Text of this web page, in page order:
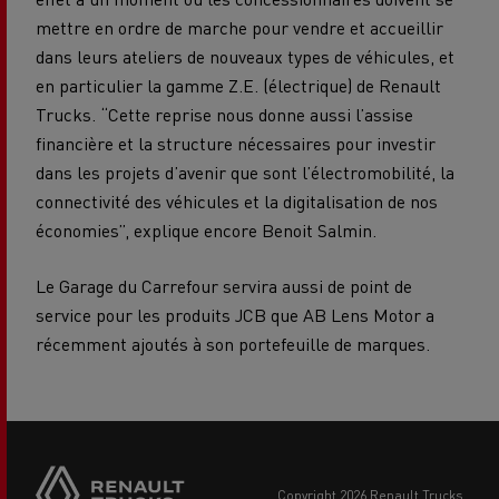
mettre en ordre de marche pour vendre et accueillir
dans leurs ateliers de nouveaux types de véhicules, et
en particulier la gamme Z.E. (électrique) de Renault
Trucks. “Cette reprise nous donne aussi l’assise
financière et la structure nécessaires pour investir
dans les projets d’avenir que sont l’électromobilité, la
connectivité des véhicules et la digitalisation de nos
économies”, explique encore Benoit Salmin.
Le Garage du Carrefour servira aussi de point de
service pour les produits JCB que AB Lens Motor a
récemment ajoutés à son portefeuille de marques.
copyright 2026 Renault Trucks